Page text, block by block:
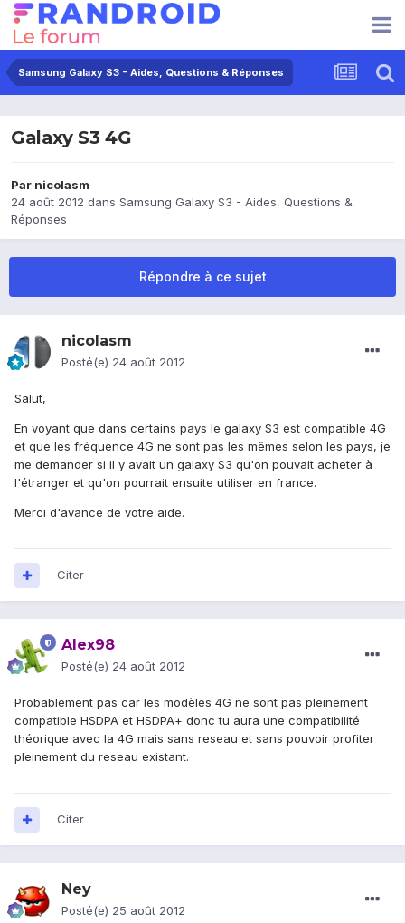
Samsung Galaxy S3 - Aides, Questions & Réponses
Galaxy S3 4G
Par nicolasm
24 août 2012 dans Samsung Galaxy S3 - Aides, Questions &
Réponses
Répondre à ce sujet
nicolasm
Posté(e) 24 août 2012
Salut,
En voyant que dans certains pays le galaxy S3 est compatible 4G
et que les fréquence 4G ne sont pas les mêmes selon les pays, je
me demander si il y avait un galaxy S3 qu'on pouvait acheter à
l'étranger et qu'on pourrait ensuite utiliser en france.
Merci d'avance de votre aide.
Citer
Alex98
Posté(e) 24 août 2012
Probablement pas car les modèles 4G ne sont pas pleinement
compatible HSDPA et HSDPA+ donc tu aura une compatibilité
théorique avec la 4G mais sans reseau et sans pouvoir profiter
pleinement du reseau existant.
Citer
Ney
Posté(e) 25 août 2012